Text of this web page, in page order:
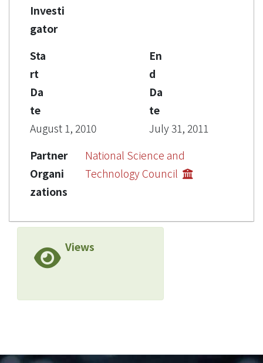
Investi
gator
Sta
rt
Da
te
August 1, 2010
En
d
Da
te
July 31, 2011
Partner
Organi
zations
National Science and
Technology Council
Views